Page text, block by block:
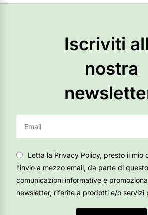
Iscriviti
nostra
Letta la Privacy Policy, presto il mio
l’invio a mezzo email, da parte di
comunicazioni informative e
newsletter, riferite a prodotti e/o servizi